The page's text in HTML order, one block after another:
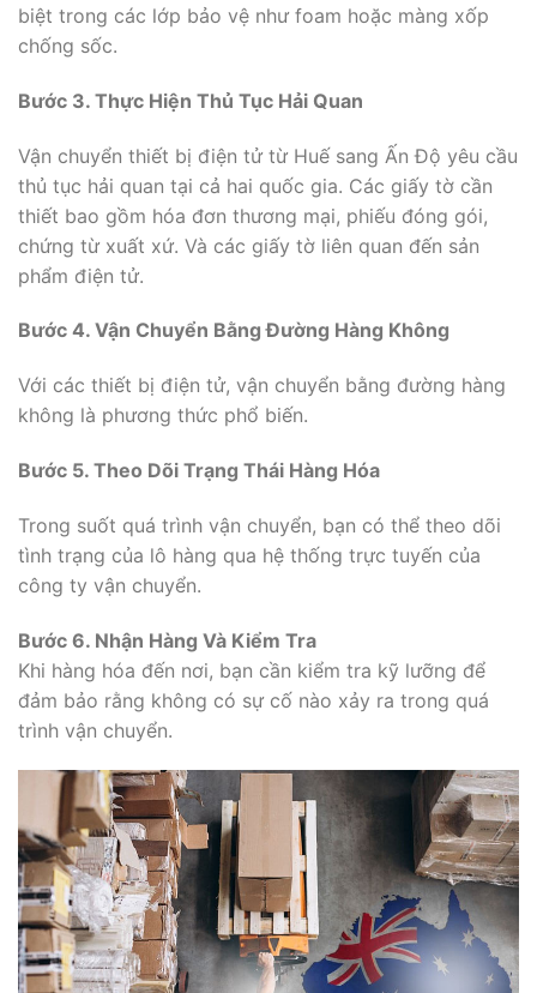
biệt trong các lớp bảo vệ như foam hoặc màng xốp
chống sốc.
Bước 3. Thực Hiện Thủ Tục Hải Quan
Vận chuyển thiết bị điện tử từ Huế sang Ấn Độ yêu cầu
thủ tục hải quan tại cả hai quốc gia. Các giấy tờ cần
thiết bao gồm hóa đơn thương mại, phiếu đóng gói,
chứng từ xuất xứ. Và các giấy tờ liên quan đến sản
phẩm điện tử.
Bước 4. Vận Chuyển Bằng Đường Hàng Không
Với các thiết bị điện tử, vận chuyển bằng đường hàng
không là phương thức phổ biến.
Bước 5. Theo Dõi Trạng Thái Hàng Hóa
Trong suốt quá trình vận chuyển, bạn có thể theo dõi
tình trạng của lô hàng qua hệ thống trực tuyến của
công ty vận chuyển.
Bước 6. Nhận Hàng Và Kiểm Tra
Khi hàng hóa đến nơi, bạn cần kiểm tra kỹ lưỡng để
đảm bảo rằng không có sự cố nào xảy ra trong quá
trình vận chuyển.